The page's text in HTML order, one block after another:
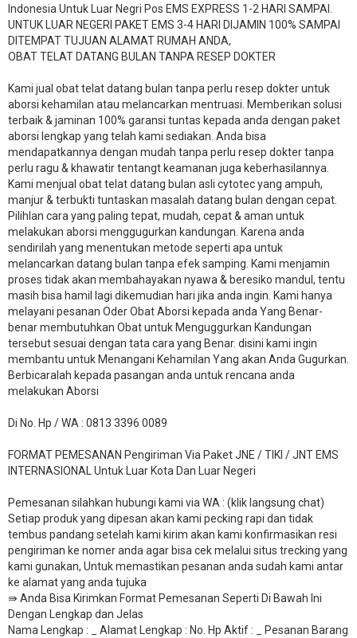
Indonesia Untuk Luar Negri Pos EMS EXPRESS 1-2 HARI SAMPAI.
UNTUK LUAR NEGERI PAKET EMS 3-4 HARI DIJAMIN 100% SAMPAI
DITEMPAT TUJUAN ALAMAT RUMAH ANDA,
OBAT TELAT DATANG BULAN TANPA RESEP DOKTER
Kami jual obat telat datang bulan tanpa perlu resep dokter untuk
aborsi kehamilan atau melancarkan mentruasi. Memberikan solusi
terbaik & jaminan 100% garansi tuntas kepada anda dengan paket
aborsi lengkap yang telah kami sediakan. Anda bisa
mendapatkannya dengan mudah tanpa perlu resep dokter tanpa
perlu ragu & khawatir tentangt keamanan juga keberhasilannya.
Kami menjual obat telat datang bulan asli cytotec yang ampuh,
manjur & terbukti tuntaskan masalah datang bulan dengan cepat.
Pilihlan cara yang paling tepat, mudah, cepat & aman untuk
melakukan aborsi menggugurkan kandungan. Karena anda
sendirilah yang menentukan metode seperti apa untuk
melancarkan datang bulan tanpa efek samping. Kami menjamin
proses tidak akan membahayakan nyawa & beresiko mandul, tentu
masih bisa hamil lagi dikemudian hari jika anda ingin. Kami hanya
melayani pesanan Oder Obat Aborsi kepada anda Yang Benar-
benar membutuhkan Obat untuk Menguggurkan Kandungan
tersebut sesuai dengan tata cara yang Benar. disini kami ingin
membantu untuk Menangani Kehamilan Yang akan Anda Gugurkan.
Berbicaralah kepada pasangan anda untuk rencana anda
melakukan Aborsi
Di No. Hp / WA : 0813 3396 0089
FORMAT PEMESANAN Pengiriman Via Paket JNE / TIKI / JNT EMS
INTERNASIONAL Untuk Luar Kota Dan Luar Negeri
Pemesanan silahkan hubungi kami via WA : (klik langsung chat)
Setiap produk yang dipesan akan kami pecking rapi dan tidak
tembus pandang setelah kami kirim akan kami konfirmasikan resi
pengiriman ke nomer anda agar bisa cek melalui situs trecking yang
kami gunakan, Untuk memastikan pesanan anda sudah kami antar
ke alamat yang anda tujuka
⇛ Anda Bisa Kirimkan Format Pemesanan Seperti Di Bawah Ini
Dengan Lengkap dan Jelas
Nama Lengkap : _ Alamat Lengkap : No. Hp Aktif : _ Pesanan Barang